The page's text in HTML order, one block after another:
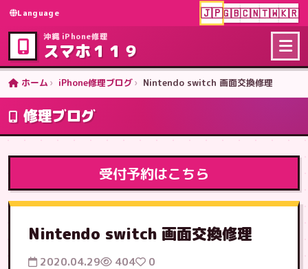
Language 🇯🇵🇬🇧🇨🇳🇹🇼🇰🇷
沖縄 iPhone修理
スマホ１１９
ホーム iPhone修理ブログ Nintendo switch 画面交換修理
修理ブログ
受付予約はこちら
Nintendo switch 画面交換修理
2020.04.29 404 0